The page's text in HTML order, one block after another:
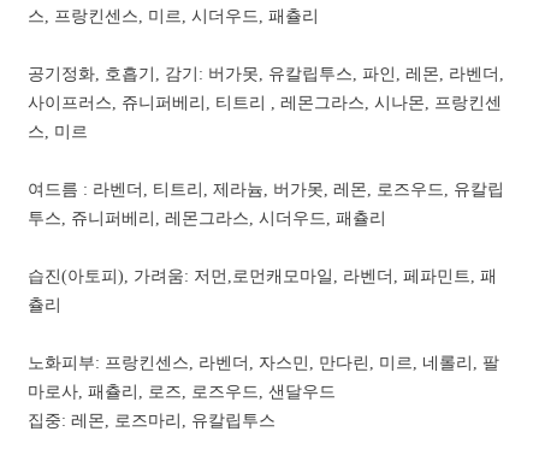
스, 프랑킨센스, 미르, 시더우드, 패츌리
공기정화, 호흡기, 감기: 버가못, 유칼립투스, 파인, 레몬, 라벤더,
사이프러스, 쥬니퍼베리, 티트리 , 레몬그라스, 시나몬, 프랑킨센
스, 미르
여드름 : 라벤더, 티트리, 제라늄, 버가못, 레몬, 로즈우드, 유칼립
투스, 쥬니퍼베리, 레몬그라스, 시더우드, 패츌리
습진(아토피), 가려움: 저먼,로먼캐모마일, 라벤더, 페파민트, 패
츌리
노화피부: 프랑킨센스, 라벤더, 자스민, 만다린, 미르, 네롤리, 팔
마로사, 패츌리, 로즈, 로즈우드, 샌달우드
집중: 레몬, 로즈마리, 유칼립투스